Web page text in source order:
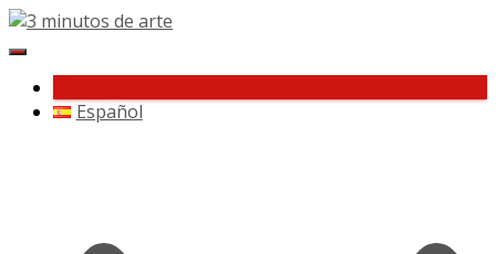
Cambiar
navegación
Español